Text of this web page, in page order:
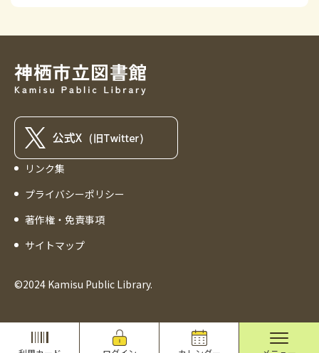
リンク集
プライバシーポリシー
著作権・免責事項
サイトマップ
©2024 Kamisu Public Library.